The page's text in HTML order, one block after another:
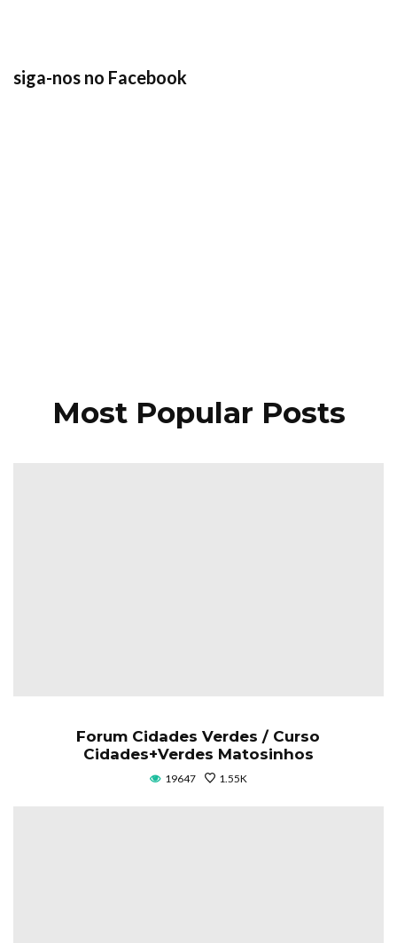
siga-nos no Facebook
Most Popular Posts
Forum Cidades Verdes / Curso
Cidades+Verdes Matosinhos
19647 1.55K